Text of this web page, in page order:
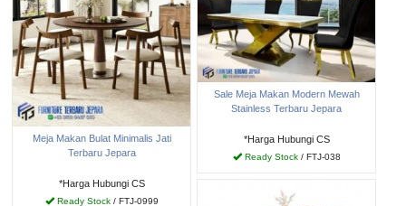
Meja Makan Bulat Minimalis Jati
Terbaru Jepara
*Harga Hubungi CS
Ready Stock/ FTJ-0999
Sale Meja Makan Modern Mewah
Stainless Terbaru Jepara
*Harga Hubungi CS
Ready Stock/ FTJ-038